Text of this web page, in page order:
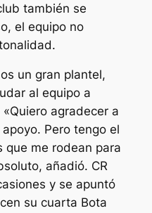
también se
el equipo no
un gran plantel,
al equipo a
agradecer a
Pero tengo el
que me rodean para
añadió. CR
y se apuntó
su cuarta Bota